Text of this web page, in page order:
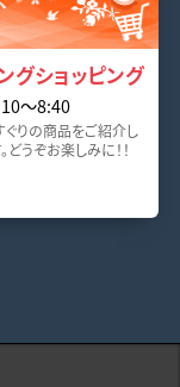
グショッピング
〜8:40
ぐりの商品をご紹介し
どうぞお楽しみに！！